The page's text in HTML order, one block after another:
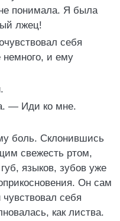
понимала. Я была
лжец!
себя
немного, и ему
— Иди ко мне.
боль. Склонившись
свежесть ртом,
языков, зубов уже
Он сам
себя
как листва.